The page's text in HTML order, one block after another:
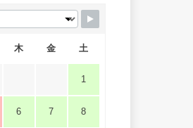
木 金 土
1
6 7 8